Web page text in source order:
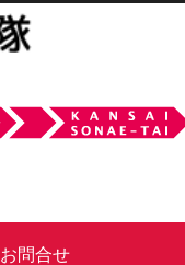
お問合せ